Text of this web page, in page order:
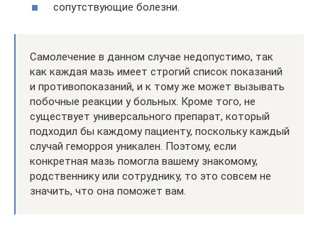
сопутствующие болезни.
Самолечение в данном случае недопустимо, так
как каждая мазь имеет строгий список показаний
и противопоказаний, и к тому же может вызывать
побочные реакции у больных. Кроме того, не
существует универсального препарат, который
подходил бы каждому пациенту, поскольку каждый
случай геморроя уникален. Поэтому, если
конкретная мазь помогла вашему знакомому,
родственнику или сотруднику, то это совсем не
значить, что она поможет вам.